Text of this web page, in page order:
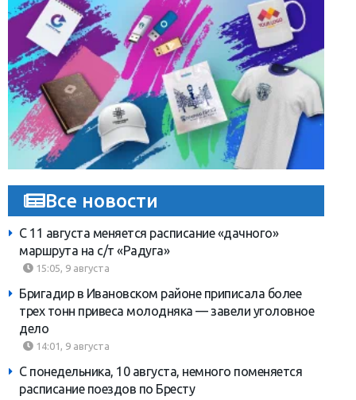
Все новости
С 11 августа меняется расписание «дачного»
маршрута на с/т «Радуга»
15:05, 9 августа
Бригадир в Ивановском районе приписала более
трех тонн привеса молодняка — завели уголовное
дело
14:01, 9 августа
С понедельника, 10 августа, немного поменяется
расписание поездов по Бресту